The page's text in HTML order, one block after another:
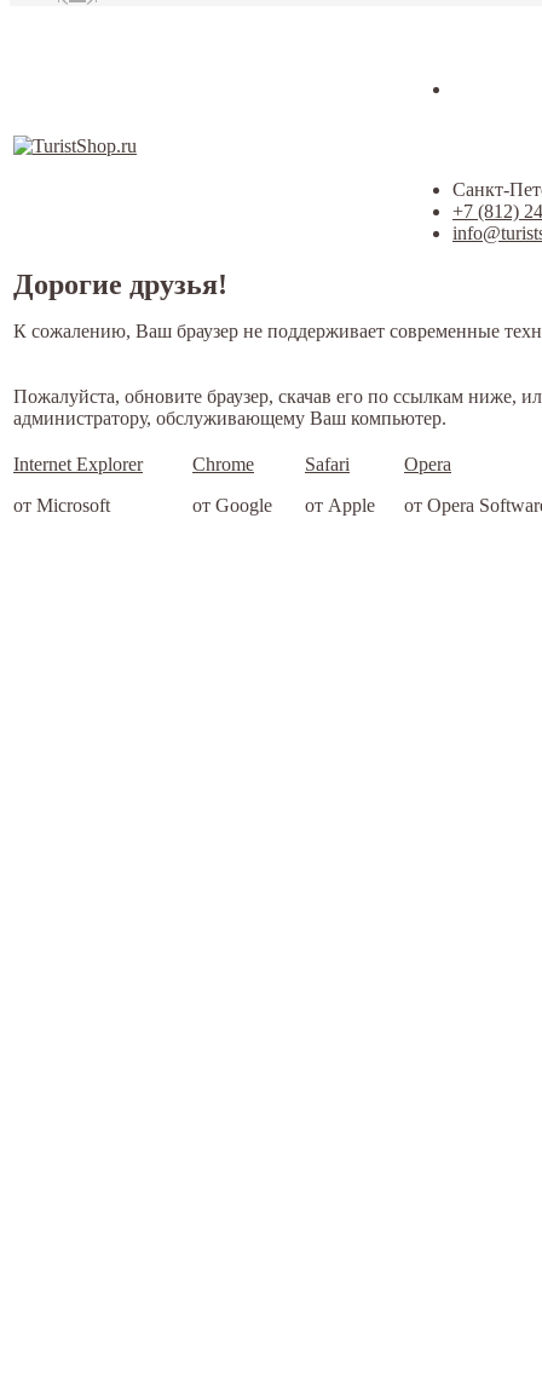
Санкт-
+7 (812)
Дорогие друзья!
К сожалению, Ваш браузер не поддерживает современные
Пожалуйста, обновите браузер, скачав его по ссылкам ниже,
администратору, обслуживающему Ваш компьютер.
Internet Explorer
от Microsoft
Chrome
от Google
Safari
от Apple
Opera
от Opera